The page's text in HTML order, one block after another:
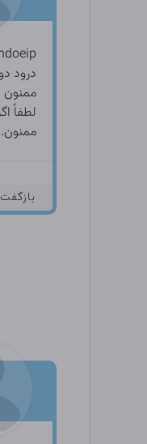
درود
ممنون
لطفاً
ممنون.
بازگفت